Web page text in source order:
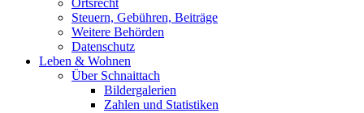
Ortsrecht
Steuern, Gebühren, Beiträge
Weitere Behörden
Datenschutz
Leben & Wohnen
Über Schnaittach
Bildergalerien
Zahlen und Statistiken